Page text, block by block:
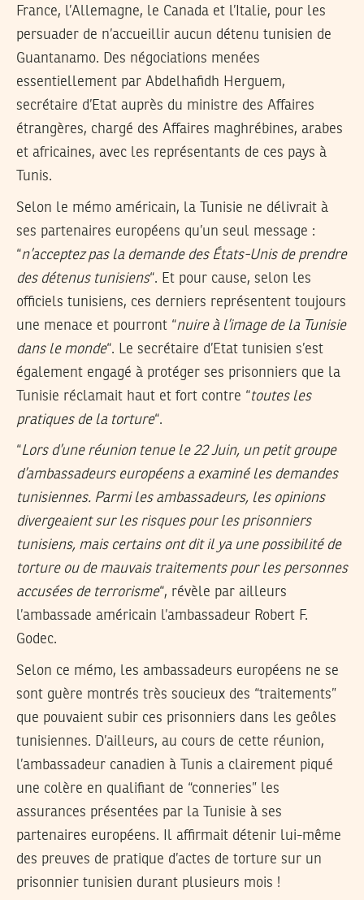
France, l’Allemagne, le Canada et l’Italie, pour les
persuader de n’accueillir aucun détenu tunisien de
Guantanamo. Des négociations menées
essentiellement par Abdelhafidh Herguem,
secrétaire d’Etat auprès du ministre des Affaires
étrangères, chargé des Affaires maghrébines, arabes
et africaines, avec les représentants de ces pays à
Tunis.
Selon le mémo américain, la Tunisie ne délivrait à
ses partenaires européens qu’un seul message :
“n’acceptez pas la demande des États-Unis de prendre
des détenus tunisiens“. Et pour cause, selon les
officiels tunisiens, ces derniers représentent toujours
une menace et pourront “nuire à l’image de la Tunisie
dans le monde“. Le secrétaire d’Etat tunisien s’est
également engagé à protéger ses prisonniers que la
Tunisie réclamait haut et fort contre “toutes les
pratiques de la torture“.
“Lors d’une réunion tenue le 22 Juin, un petit groupe
d’ambassadeurs européens a examiné les demandes
tunisiennes. Parmi les ambassadeurs, les opinions
divergeaient sur les risques pour les prisonniers
tunisiens, mais certains ont dit il ya une possibilité de
torture ou de mauvais traitements pour les personnes
accusées de terrorisme“, révèle par ailleurs
l’ambassade américain l’ambassadeur Robert F.
Godec.
Selon ce mémo, les ambassadeurs européens ne se
sont guère montrés très soucieux des “traitements”
que pouvaient subir ces prisonniers dans les geôles
tunisiennes. D’ailleurs, au cours de cette réunion,
l’ambassadeur canadien à Tunis a clairement piqué
une colère en qualifiant de “conneries” les
assurances présentées par la Tunisie à ses
partenaires européens. Il affirmait détenir lui-même
des preuves de pratique d’actes de torture sur un
prisonnier tunisien durant plusieurs mois !